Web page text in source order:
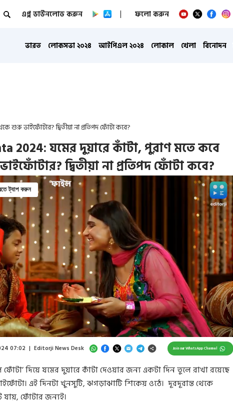
এপ্প ডাউনলোড করুন ফলো করুন
ভারত লোকসভা ২০২৪ আইপিএল ২০২৪ লোকাল খেলা বিনোদন
শুরু ভাইফোঁটার? দ্বিতীয়া না প্রতিপদ ফোঁটা কবে?
2024: যমের দুয়ারে কাঁটা, পুরাণ মতে কবে
দ্বিতীয়া না প্রতিপদ ফোঁটা কবে?
ফোঁটা’ দিয়ে যমের দুয়ারে কাঁটা দেওয়ার জন্য একটা দিন তুলে রাখা রয়েছে
এই দিনটা খুনসুটি, ঝগড়াঝাটি শিকেয় ওঠে। দূরদূরান্ত থেকে
যায়, ফোঁটার জন্যই।
07:02 | Editorji News Desk Join our WhatsApp Channel
ট্যাপ করুন
Unmute
/
: